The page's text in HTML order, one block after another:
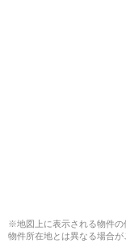
※地図上に表示される物件の
物件所在地とは異なる場合が